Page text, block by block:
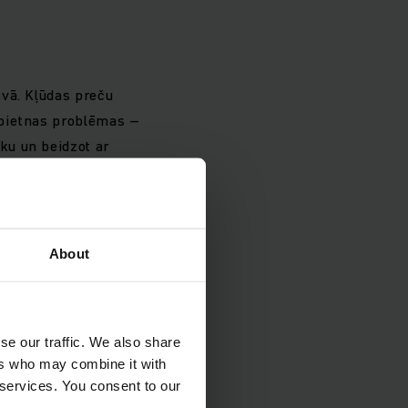
About
our traffic. We also share
who may combine it with
You consent to our
Kļūdas preču
problēmas –
un beidzot ar
tieši
šo
un
autotransporta
Jungheinrich